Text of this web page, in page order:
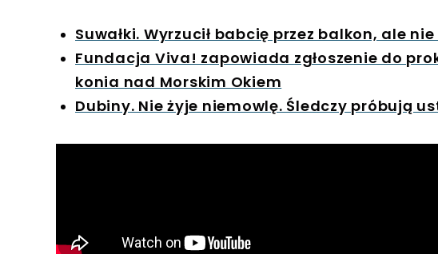
Suwałki. Wyrzucił babcię przez balkon, ale
Fundacja Viva! zapowiada zgłoszenie do
konia nad Morskim Okiem
Dubiny. Nie żyje niemowlę. Śledczy próbują